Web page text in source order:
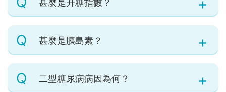
Q 甚麼是胰島素？
Q 二型糖尿病病因為何？